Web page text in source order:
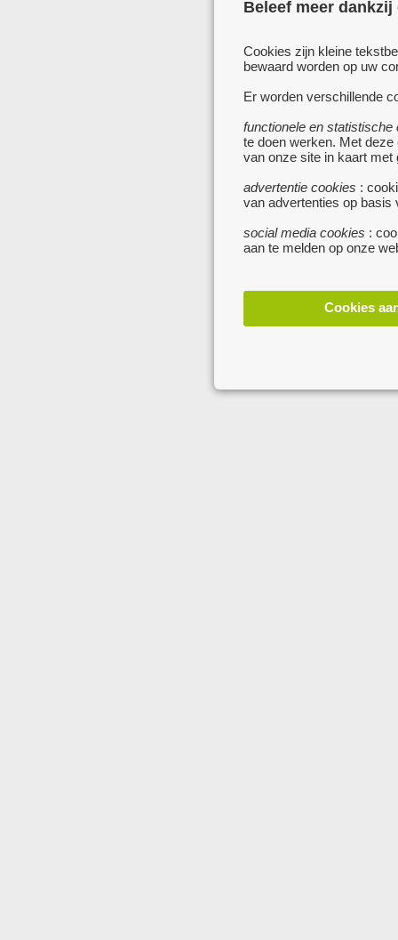
Beleef meer
Cookies zijn kleine
bewaard worden op uw
Er worden verschillende
functionele en statistische
te doen werken. Met
van onze site in kaart met
advertentie cookies :
van advertenties op basis
social media cookies :
aan te melden op onze
Cookies